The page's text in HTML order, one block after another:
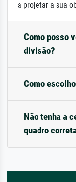
a projetar a sua
Como posso
divisão?
Como
Não tenha a
quadro